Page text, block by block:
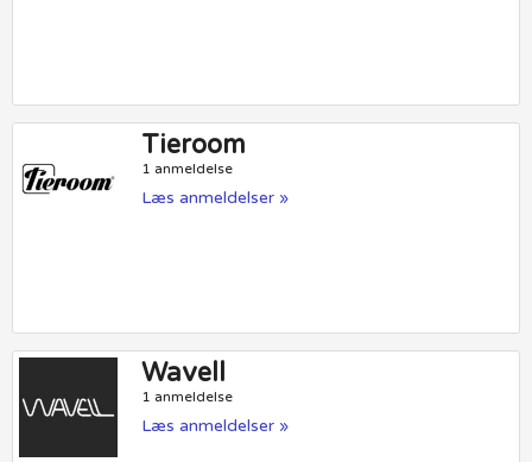
Tieroom
1 anmeldelse
Læs anmeldelser »
Wavell
1 anmeldelse
Læs anmeldelser »